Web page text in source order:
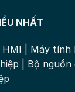
NHẤT
HMI Máy tính
Bộ nguồn